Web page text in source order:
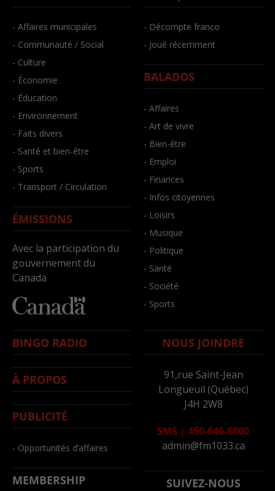
- Affaires municipales
- Communauté / Social
- Culture
- Économie
- Éducation
- Environnement
- Faits divers
- Santé et bien-être
- Sports
- Transport / Circulation
ÉMISSIONS
Avec la participation du
gouvernement du
Canada
- Décompte franco
- Joué récemment
BALADOS
- Affaires
- Art de vivre
- Bien-être
- Emploi
- Finances
- Infos citoyennes
- Loisirs
- Musique
- Politique
- Santé
- Société
- Sports
BINGO RADIO
À PROPOS
PUBLICITÉ
- Opportunités d’affaires
MEMBERSHIP
NOUS JOINDRE
91,rue Saint-Jean
Longueuil (Québec)
J4H 2W8
SMS | 450-646-6800
admin@fm1033.ca
SUIVEZ-NOUS